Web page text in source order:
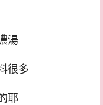
湯
很多
耶